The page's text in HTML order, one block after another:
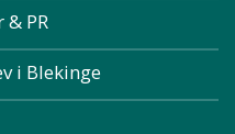
& PR
i Blekinge